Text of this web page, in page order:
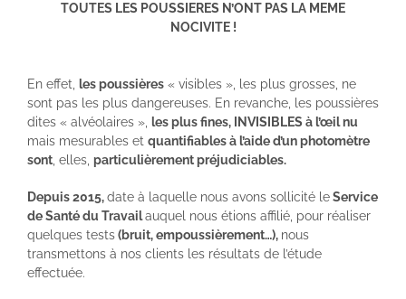
TOUTES LES POUSSIERES N’ONT PAS LA MEME
NOCIVITE !
En effet, les poussières « visibles », les plus grosses, ne
sont pas les plus dangereuses. En revanche, les poussières
dites « alvéolaires », les plus fines, INVISIBLES à l’œil nu
mais mesurables et quantifiables à l’aide d’un photomètre
sont , elles, particulièrement préjudiciables.
Depuis 2015,date à laquelle nous avons sollicité leService
de Santé du Travailauquel nous étions affilié, pour réaliser
quelques tests(bruit, empoussièrement…), nous
transmettons à nos clients les résultats de l’étude
effectuée.